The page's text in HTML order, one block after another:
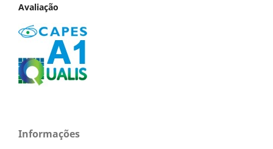
Avaliação
Informações